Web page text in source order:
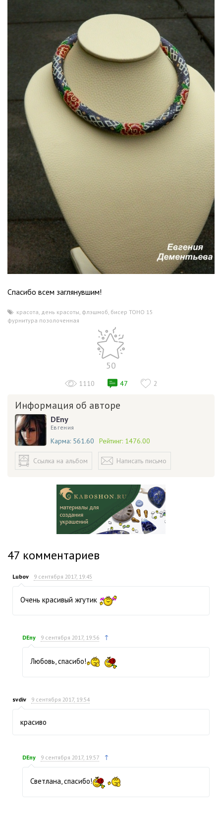
Спасибо всем заглянувшим!
красота, день красоты, флэшмоб, бисер ТОНО 15
фурнитура позолоченная
50
1110 47 2
Информация об авторе
DEny
Евгения
Карма: 561.60 Рейтинг: 1476.00
Ссылка на альбом Написать письмо
47 комментариев
Lubov 9 сентября 2017, 19:45
Очень красивый жгутик
DEny 9 сентября 2017, 19:56 ↑
Любовь, спасибо!
svdiv 9 сентября 2017, 19:54
красиво
DEny 9 сентября 2017, 19:57 ↑
Светлана, спасибо!